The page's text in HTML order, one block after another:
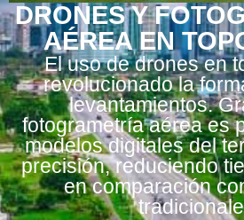
DRONES Y
AÉREA EN
El uso de drones en
revolucionado la
levantamientos.
fotogrametría aérea es
modelos digitales del
precisión, reduciendo
en comparación